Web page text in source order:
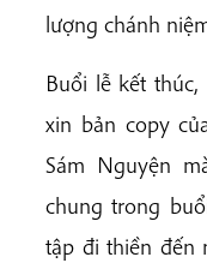
lượng chánh
Buổi lễ kết
xin bản copy
Sám Nguyện
chung trong
tập đi thiền đến